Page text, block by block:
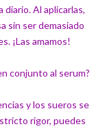
diario. Al aplicarlas,
sin ser demasiado
¡Las amamos!
conjunto al serum?
y los sueros se
rigor, puedes